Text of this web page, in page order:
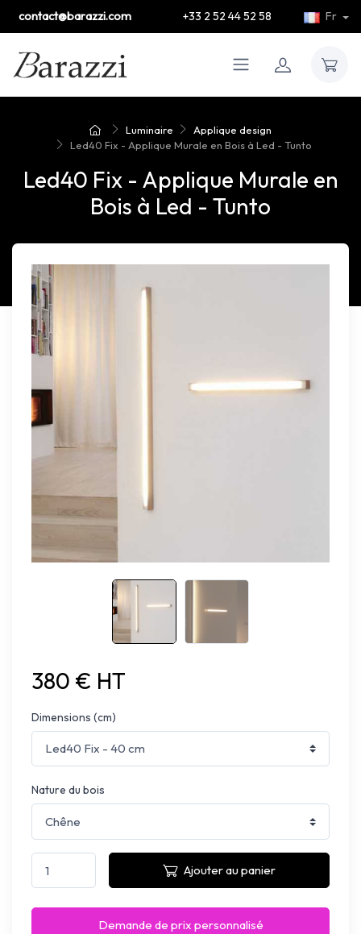
contact@barazzi.com +33 2 52 44 52 58 Fr
Luminaire
Applique design
Led40 Fix - Applique Murale en Bois à Led - Tunto
Led40 Fix - Applique Murale en
Bois à Led - Tunto
380 € HT
Dimensions (cm)
Nature du bois
Ajouter au panier
Demande de prix personnalisé